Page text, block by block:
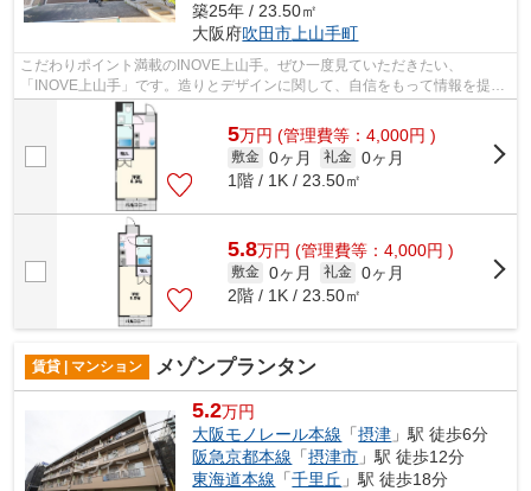
築25年 / 23.50㎡
大阪府吹田市 上山手町
こだわりポイント満載のINOVE上山手。ぜひ一度見ていただきたい、
「INOVE上山手」です。造りとデザインに関して、自信をもって情報を提供
できるマンションです。自分好みの外観で選び...
5万円 (管理費等：4,000円 )
敷金 0ヶ月 礼金 0ヶ月
1階 / 1K / 23.50㎡
5.8万円 (管理費等：4,000円 )
敷金 0ヶ月 礼金 0ヶ月
2階 / 1K / 23.50㎡
賃貸 | マンション メゾンプランタン
5.2万円
大阪モノレール本線 「摂津 」駅 徒歩6分
阪急京都本線 「摂津市 」駅 徒歩12分
東海道本線 「千里丘 」駅 徒歩18分